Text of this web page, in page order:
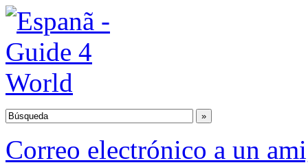
Correo electrónico a un